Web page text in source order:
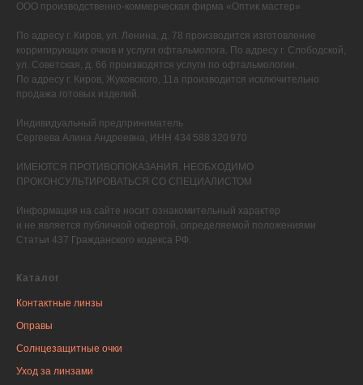
ООО производственно-коммерческая фирма «Оптик мастер»
По адресу г. Киров, ул. Ленина, д. 78 производится изготовление
корригирующих очков и услуги офтальмолога. По адресу г. Слободской,
ул. Советская, д. 66 производятся услуги по офтальмологии.
По адресу г. Киров, Жуковского, 11а производится исключительно
продажа готовых изделий.
Индивидуальный предприниматель
Сергеева Алина Андреевна, ИНН 434 588 320 970
ИМЕЮТСЯ ПРОТИВОПОКАЗАНИЯ. НЕОБХОДИМО
ПРОКОНСУЛЬТИРОВАТЬСЯ СО СПЕЦИАЛИСТОМ
Информация на сайте носит ознакомительный характер
и не является публичной офертой, определяемой положениями
Статьи 437 Гражданского кодекса РФ.
Каталог
Контактные линзы
Оправы
Солнцезащитные очки
Уход за линзами